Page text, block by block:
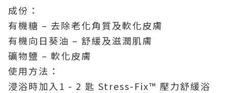
成份：
有機糖 – 去除老化角質及軟化皮膚
有機向日葵油 – 舒緩及滋潤肌膚
礦物鹽 – 軟化皮膚
使用方法：
浸浴時加入1 - 2 匙 Stress-Fix™ 壓力舒緩浴